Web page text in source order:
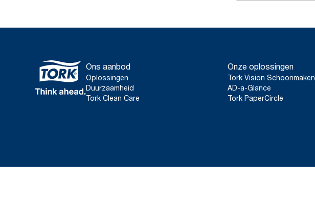
Ons aanbod
Oplossingen
Duurzaamheid
Tork Clean Care
Onze oplossingen
Tork Vision Schoonmaken
AD-a-Glance
Tork PaperCircle